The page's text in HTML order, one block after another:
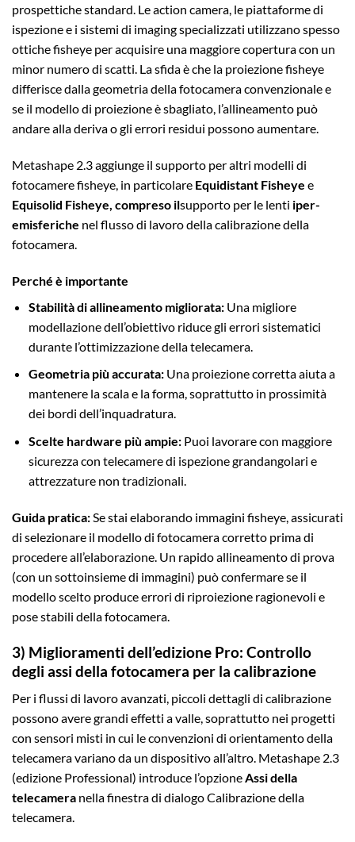
prospettiche standard. Le action camera, le piattaforme di
ispezione e i sistemi di imaging specializzati utilizzano spesso
ottiche fisheye per acquisire una maggiore copertura con un
minor numero di scatti. La sfida è che la proiezione fisheye
differisce dalla geometria della fotocamera convenzionale e
se il modello di proiezione è sbagliato, l’allineamento può
andare alla deriva o gli errori residui possono aumentare.
Metashape 2.3 aggiunge il supporto per altri modelli di
fotocamere fisheye, in particolare Equidistant Fisheye e
Equisolid Fisheye, compreso ilsupporto per le lenti iper-
emisferiche nel flusso di lavoro della calibrazione della
fotocamera.
Perché è importante
Stabilità di allineamento migliorata:Una migliore
modellazione dell’obiettivo riduce gli errori sistematici
durante l’ottimizzazione della telecamera.
Geometria più accurata:Una proiezione corretta aiuta a
mantenere la scala e la forma, soprattutto in prossimità
dei bordi dell’inquadratura.
Scelte hardware più ampie:Puoi lavorare con maggiore
sicurezza con telecamere di ispezione grandangolari e
attrezzature non tradizionali.
Guida pratica: Se stai elaborando immagini fisheye, assicurati
di selezionare il modello di fotocamera corretto prima di
procedere all’elaborazione. Un rapido allineamento di prova
(con un sottoinsieme di immagini) può confermare se il
modello scelto produce errori di riproiezione ragionevoli e
pose stabili della fotocamera.
3) Miglioramenti dell’edizione Pro: Controllo
degli assi della fotocamera per la calibrazione
Per i flussi di lavoro avanzati, piccoli dettagli di calibrazione
possono avere grandi effetti a valle, soprattutto nei progetti
con sensori misti in cui le convenzioni di orientamento della
telecamera variano da un dispositivo all’altro. Metashape 2.3
(edizione Professional) introduce l’opzioneAssi della
telecamera nella finestra di dialogo Calibrazione della
telecamera.